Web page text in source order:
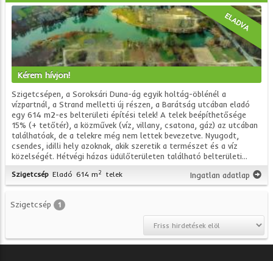
ELADVA
Kérem hívjon!
Szigetcsépen, a Soroksári Duna-ág egyik holtág-öblénél a
vízpartnál, a Strand melletti új részen, a Barátság utcában eladó
egy 614 m2-es belterületi építési telek! A telek beépíthetősége
15% (+ tetőtér), a közművek (víz, villany, csatona, gáz) az utcában
találhatóak, de a telekre még nem lettek bevezetve. Nyugodt,
csendes, idilli hely azoknak, akik szeretik a természet és a víz
közelségét. Hétvégi házas üdülőterületen található belterületi...
Szigetcsép Eladó 614 m2 telek Ingatlan adatlap
Szigetcsép 1